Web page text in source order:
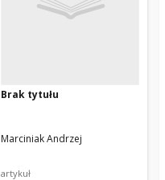
Brak tytułu
Marciniak Andrzej
artykuł